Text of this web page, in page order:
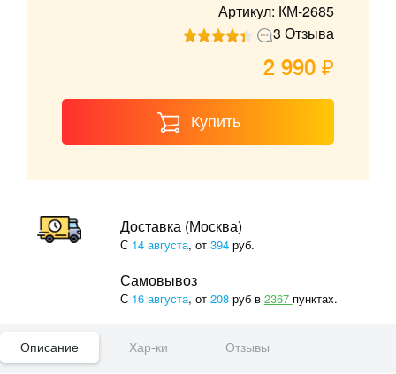
Артикул: КМ-2685
3 Отзыва
2 990 ₽
Купить
Доставка (Москва)
С 14 августа, от 394руб.
Самовывоз
С 16 августа, от 208руб в 2367 пунктах.
Описание Хар-ки Отзывы